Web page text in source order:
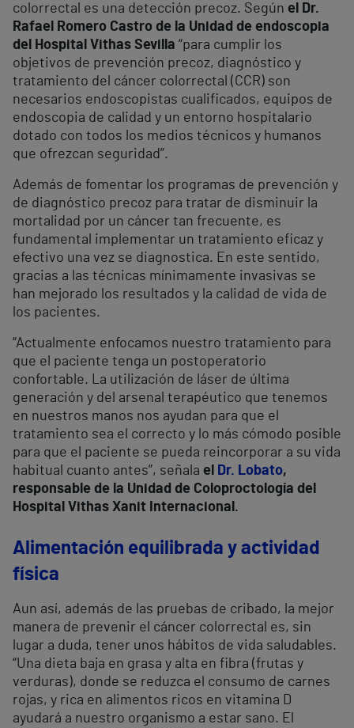
colorrectal es una detección precoz. Según el Dr.
Rafael Romero Castro de la Unidad de endoscopia
del Hospital Vithas Sevilla “para cumplir los
objetivos de prevención precoz, diagnóstico y
tratamiento del cáncer colorrectal (CCR) son
necesarios endoscopistas cualificados, equipos de
endoscopia de calidad y un entorno hospitalario
dotado con todos los medios técnicos y humanos
que ofrezcan seguridad”.
Además de fomentar los programas de prevención y
de diagnóstico precoz para tratar de disminuir la
mortalidad por un cáncer tan frecuente, es
fundamental implementar un tratamiento eficaz y
efectivo una vez se diagnostica. En este sentido,
gracias a las técnicas mínimamente invasivas se
han mejorado los resultados y la calidad de vida de
los pacientes.
“Actualmente enfocamos nuestro tratamiento para
que el paciente tenga un postoperatorio
confortable. La utilización de láser de última
generación y del arsenal terapéutico que tenemos
en nuestros manos nos ayudan para que el
tratamiento sea el correcto y lo más cómodo posible
para que el paciente se pueda reincorporar a su vida
habitual cuanto antes”, señala el Dr. Lobato,
responsable de la Unidad de Coloproctología del
Hospital Vithas Xanit Internacional.
Alimentación equilibrada y actividad
física
Aun así, además de las pruebas de cribado, la mejor
manera de prevenir el cáncer colorrectal es, sin
lugar a duda, tener unos hábitos de vida saludables.
“Una dieta baja en grasa y alta en fibra (frutas y
verduras), donde se reduzca el consumo de carnes
rojas, y rica en alimentos ricos en vitamina D
ayudará a nuestro organismo a estar sano. El